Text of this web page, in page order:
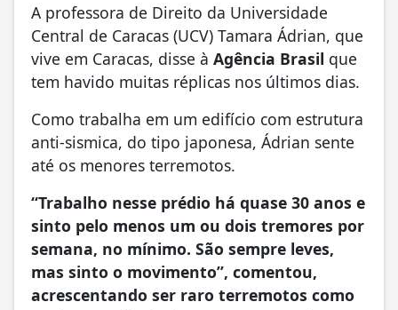
A professora de Direito da Universidade
Central de Caracas (UCV) Tamara Ádrian, que
vive em Caracas, disse à Agência Brasil que
tem havido muitas réplicas nos últimos dias.
Como trabalha em um edifício com estrutura
anti-sismica, do tipo japonesa, Ádrian sente
até os menores terremotos.
“Trabalho nesse prédio há quase 30 anos e
sinto pelo menos um ou dois tremores por
semana, no mínimo. São sempre leves,
mas sinto o movimento”, comentou,
acrescentando ser raro terremotos como